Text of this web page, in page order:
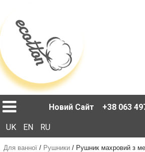
Новий Сайт +38 063
UK EN RU
Для ванної/ Рушники / Рушник махровий з